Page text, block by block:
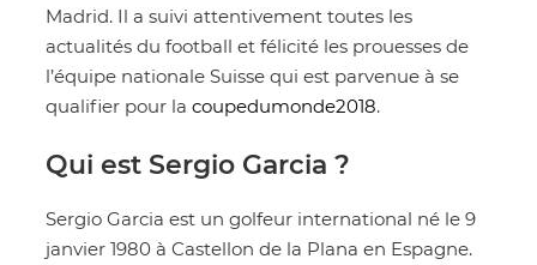
Madrid. Il a suivi attentivement toutes les
actualités du football et félicité les prouesses de
l’équipe nationale Suisse qui est parvenue à se
qualifier pour la coupedumonde2018.
Qui est Sergio Garcia ?
Sergio Garcia est un golfeur international né le 9
janvier 1980 à Castellon de la Plana en Espagne.